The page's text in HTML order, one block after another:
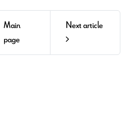
Main
page
Next article